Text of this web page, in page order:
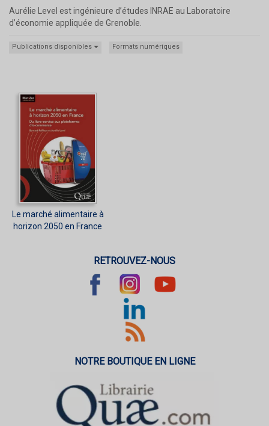
Aurélie Level est ingénieure d’études INRAE au Laboratoire
d’économie appliquée de Grenoble.
Publications disponibles Formats numériques
Le marché alimentaire à
horizon 2050 en France
RETROUVEZ-NOUS
NOTRE BOUTIQUE EN LIGNE